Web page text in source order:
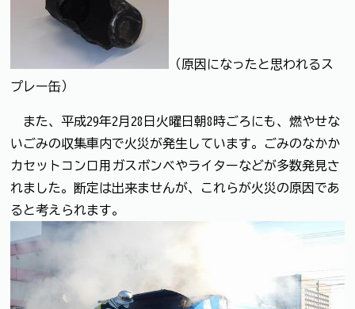
（原因になったと思われるス
プレー缶）
また、平成29年2月28日火曜日朝8時ごろにも、燃やせな
いごみの収集車内で火災が発生しています。ごみのなかか
カセットコンロ用ガスボンベやライターなどが多数発見さ
れました。断定は出来ませんが、これらが火災の原因であ
ると考えられます。